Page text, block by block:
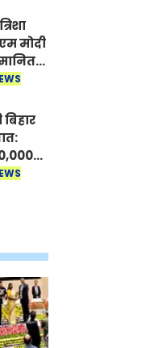
को
मोदी